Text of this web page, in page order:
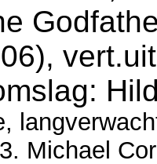
Michael